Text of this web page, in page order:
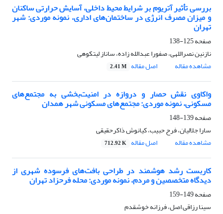
بررسی تأثیر آتریوم بر شرایط محیط داخلی، آسایش حرارتی ساکنان
و میزان مصرف انرژی در ساختمان‌های اداری، نمونه موردی: شهر
تهران
صفحه125-138
نازنین نصراللهی، صفورا عبدالله زاده، ساناز لیتکوهی
مشاهده مقاله
اصل مقاله 2.41 M
واکاوی نقش حصار و دروازه در امنیت‌بخشی به مجتمع‌های
مسکونی، نمونه موردی: مجتمع‌های مسکونی شهر همدان
صفحه139-148
سارا جلالیان، فرح حبیب، کیانوش ذاکرحقیقی
مشاهده مقاله
اصل مقاله 712.92 K
کاربست رشد هوشمند در طراحی بافت‌های فرسوده شهری از
دیدگاه متخصصین و مردم، نمونه موردی: محله فرحزاد تهران
صفحه149-159
سینا رزاقی اصل، فرزانه خوشقدم